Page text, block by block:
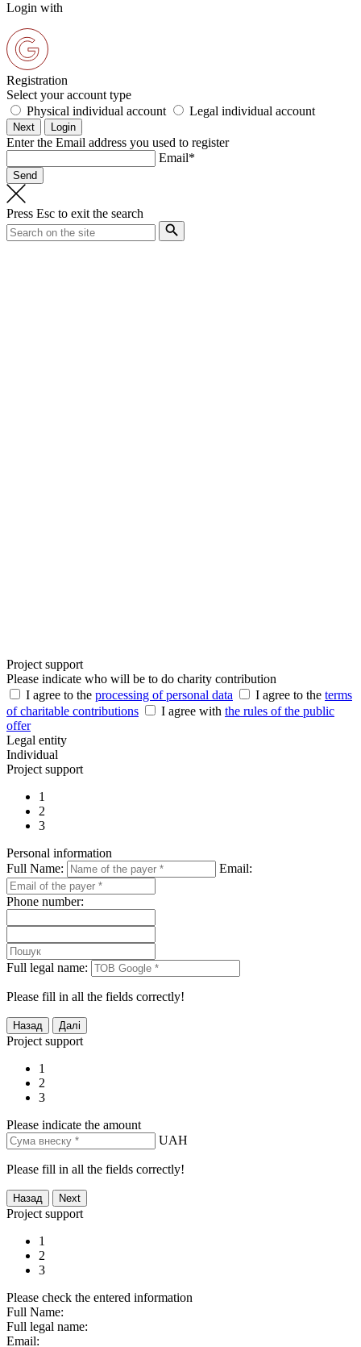
Login with
Registration
Select your account type
Physical individual account
Legal individual account
Enter the Email address you used to register
Email*
Press Esc to exit the search
Project support
Please indicate who will be to do charity contribution
I agree to the processing of personal data I agree to the terms
of charitable contributions
I agree with the rules of the public
offer
Legal entity
Individual
Project support
1
2
3
Personal information
Full Name:
Email:
Phone number:
Full legal name:
Please fill in all the fields correctly!
Project support
1
2
3
Please indicate the amount
UAH
Please fill in all the fields correctly!
Project support
1
2
3
Please check the entered information
Full Name:
Full legal name:
Email: